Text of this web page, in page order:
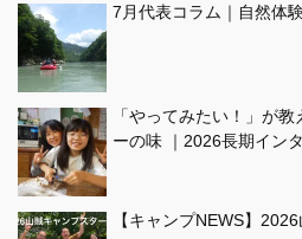
7月代表コラム｜自然体
「やってみたい！」が
ーの味 ｜2026長期イン
【キャンプNEWS】